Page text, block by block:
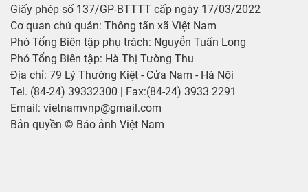
Giấy phép số 137/GP-BTTTT cấp ngày 17/03/2022
Cơ quan chủ quản: Thông tấn xã Việt Nam
Phó Tổng Biên tập phụ trách: Nguyễn Tuấn Long
Phó Tổng Biên tập: Hà Thị Tường Thu
Địa chỉ: 79 Lý Thường Kiệt - Cửa Nam - Hà Nội
Tel. (84-24) 39332300 | Fax:(84-24) 3933 2291
Email: vietnamvnp@gmail.com
Bản quyền © Báo ảnh Việt Nam